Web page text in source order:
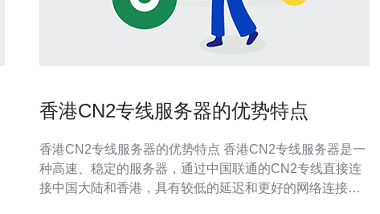
香港CN2专线服务器的优势特点
香港CN2专线服务器的优势特点 香港CN2专线服务器是一
种高速、稳定的服务器，通过中国联通的CN2专线直接连
接中国大陆和香港，具有较低的延迟和更好的网络连接质